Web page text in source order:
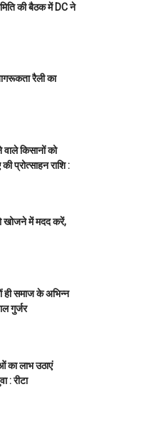
की बैठक में DC ने
रैली का
किसानों को
प्रोत्साहन राशि :
खोजने में मदद करें,
ही समाज के अभिन्न
गुर्जर
का लाभ उठाएं
: रीटा